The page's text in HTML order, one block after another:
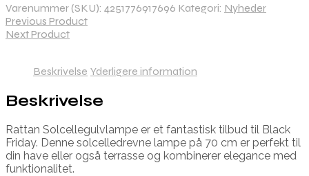
Varenummer (SKU): 4251776917696 Kategori: Nyheder
Previous Product
Next Product
Beskrivelse Yderligere information
Beskrivelse
Rattan Solcellegulvlampe er et fantastisk tilbud til Black
Friday. Denne solcelledrevne lampe på 70 cm er perfekt til
din have eller også terrasse og kombinerer elegance med
funktionalitet.